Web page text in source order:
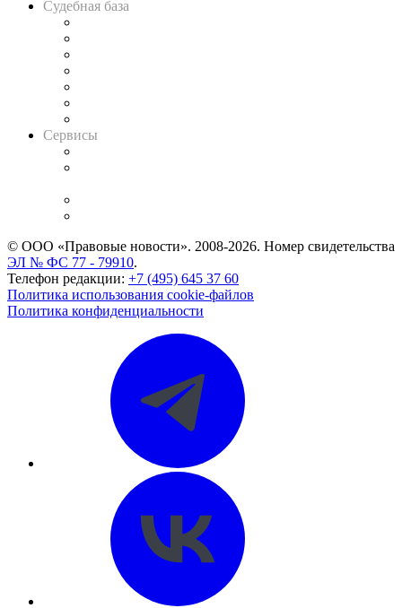
Судебная база
Сервисы
© ООО «Правовые новости». 2008-2026. Номер свидетельства
ЭЛ № ФС 77 - 79910.
Телефон редакции: +7 (495) 645 37 60
Политика использования cookie-файлов
Политика конфиденциальности